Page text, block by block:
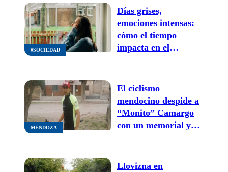
#SOCIEDAD
Días grises,
emociones intensas:
cómo el tiempo
impacta en el
MENDOZA
El ciclismo
mendocino despide a
“Monito” Camargo
con un memorial y
Llovizna en